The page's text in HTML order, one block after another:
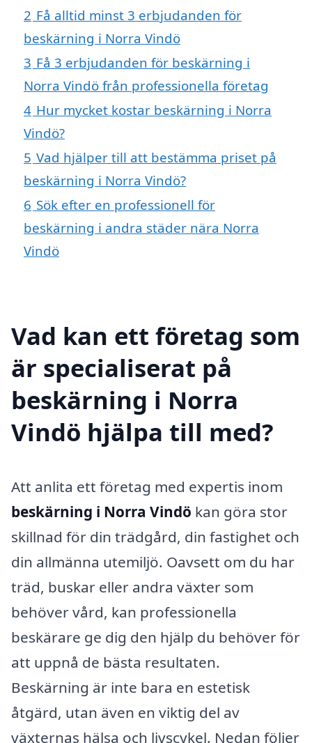
2 Få alltid minst 3 erbjudanden för
beskärning i Norra Vindö
3 Få 3 erbjudanden för beskärning i
Norra Vindö från professionella företag
4 Hur mycket kostar beskärning i Norra
Vindö?
5 Vad hjälper till att bestämma priset på
beskärning i Norra Vindö?
6 Sök efter en professionell för
beskärning i andra städer nära Norra
Vindö
Vad kan ett företag som
är specialiserat på
beskärning i Norra
Vindö hjälpa till med?
Att anlita ett företag med expertis inom
beskärning i Norra Vindö kan göra stor
skillnad för din trädgård, din fastighet och
din allmänna utemiljö. Oavsett om du har
träd, buskar eller andra växter som
behöver vård, kan professionella
beskärare ge dig den hjälp du behöver för
att uppnå de bästa resultaten.
Beskärning är inte bara en estetisk
åtgärd, utan även en viktig del av
växternas hälsa och livscykel. Nedan följer